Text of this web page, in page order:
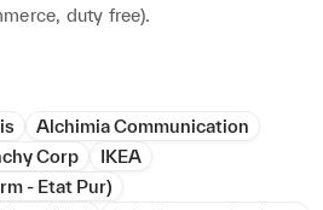
duty free).
internationaux exigeants,
terrain multiculturelles.
Alchimia Communication
Corp
IKEA
- Etat Pur)